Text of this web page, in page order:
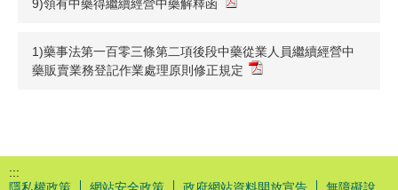
9)領有中藥得繼續經營中藥解釋函
1)藥事法第一百零三條第二項後段中藥從業人員繼續經營中
藥販賣業務登記作業處理原則修正規定
:::